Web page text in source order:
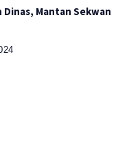
Mantan Sekwan